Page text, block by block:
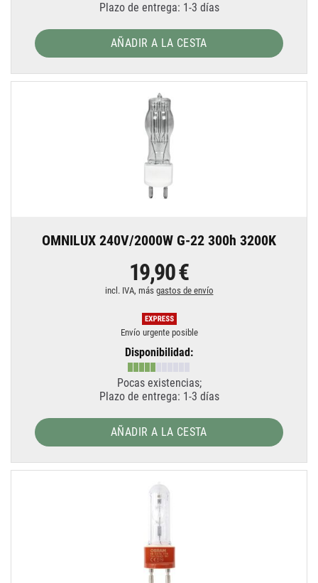
Plazo de entrega: 1-3 días
AÑADIR A LA CESTA
OMNILUX 240V/2000W G-22 300h 3200K
19,90 €
incl. IVA, más gastos de envío
Envío urgente posible
Disponibilidad:
Pocas existencias;
Plazo de entrega: 1-3 días
AÑADIR A LA CESTA